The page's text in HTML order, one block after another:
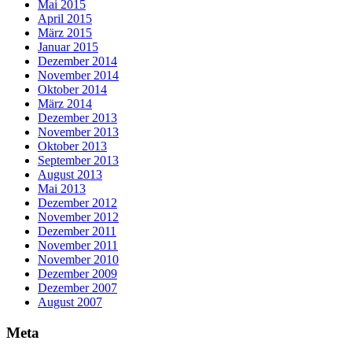
Mai 2015
April 2015
März 2015
Januar 2015
Dezember 2014
November 2014
Oktober 2014
März 2014
Dezember 2013
November 2013
Oktober 2013
September 2013
August 2013
Mai 2013
Dezember 2012
November 2012
Dezember 2011
November 2011
November 2010
Dezember 2009
Dezember 2007
August 2007
Meta